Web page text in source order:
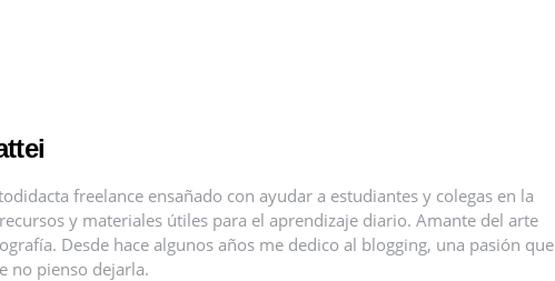
freelance ensañado con ayudar a estudiantes y colegas en la
y materiales útiles para el aprendizaje diario. Amante del arte
Desde hace algunos años me dedico al blogging, una pasión que
no pienso dejarla.